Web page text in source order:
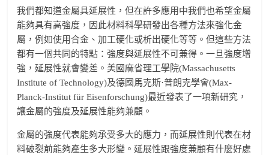
我們都知道金屬具延展性，但在許多應用中我們也希望金屬
能夠具有高強度，因此材料科學研發出各種方法來強化金
屬，例如使用合金、加工硬化或析出硬化等等。但這些方法
都有一個共同的特點：強度與延展性不可兼得。一旦強度增
強，延展性就會變差。美國麻省理工學院(Massachusetts
Institute of Technology)及德國馬克斯·普朗克學會(Max-
Planck-Institut für Eisenforschung)最近發表了一項新研究，
讓金屬的強度及延展性能夠兼顧。
金屬的強度代表能夠承受多大的應力，而延展性則代表在材
料破裂前能夠產生多大形變。延展性跟強度兼顧有什麼好處